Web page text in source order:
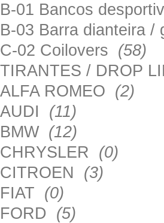
B-01 Bancos
B-03 Barra dianteira
C-02 Coilovers (58)
TIRANTES / DROP
ALFA ROMEO (2)
AUDI (11)
BMW (12)
CHRYSLER (0)
CITROEN (3)
FIAT (0)
FORD (5)